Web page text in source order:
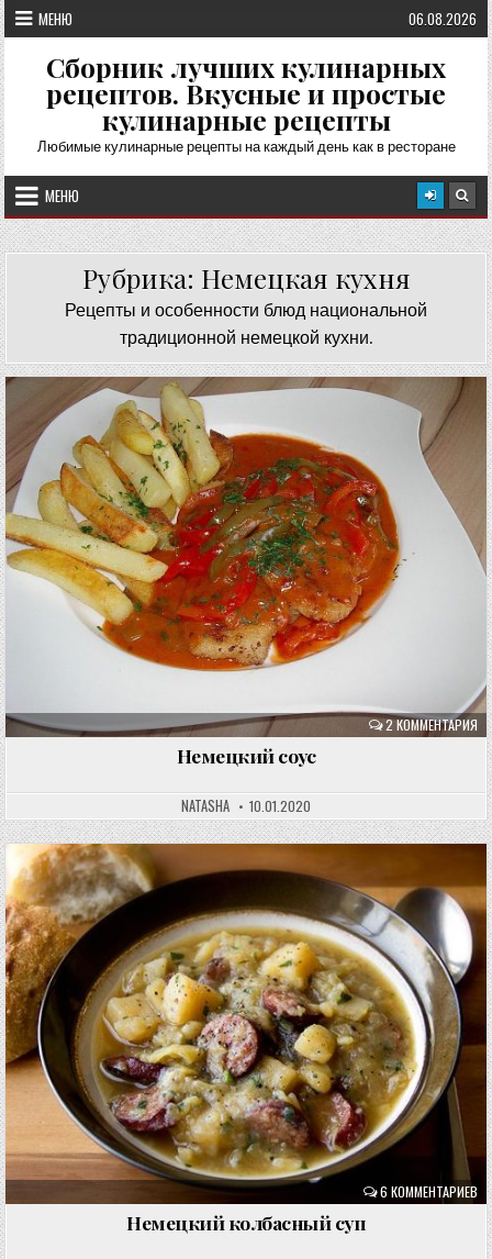
Перейти
к
содержимому
МЕНЮ 06.08.2026
Сборник лучших кулинарных
рецептов. Вкусные и простые
кулинарные рецепты
Любимые кулинарные рецепты на каждый день как в ресторане
МЕНЮ
Рубрика: Немецкая кухня
Рецепты и особенности блюд национальной
традиционной немецкой кухни.
2 КОММЕНТАРИЯ
Немецкий соус
NATASHA 10.01.2020
6 КОММЕНТАРИЕВ
Немецкий колбасный суп